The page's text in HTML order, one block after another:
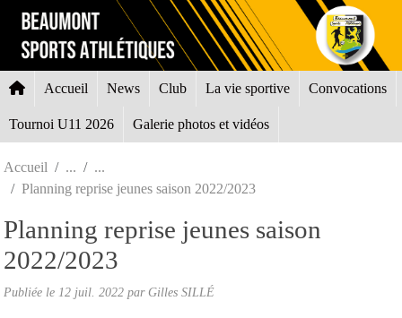
Accueil News Club La vie sportive Convocations
Tournoi U11 2026 Galerie photos et vidéos
Accueil
Planning reprise jeunes saison 2022/2023
Planning reprise jeunes saison
2022/2023
Publiée le 12 juil. 2022 par Gilles SILLÉ
Panneau de gestion des cookies